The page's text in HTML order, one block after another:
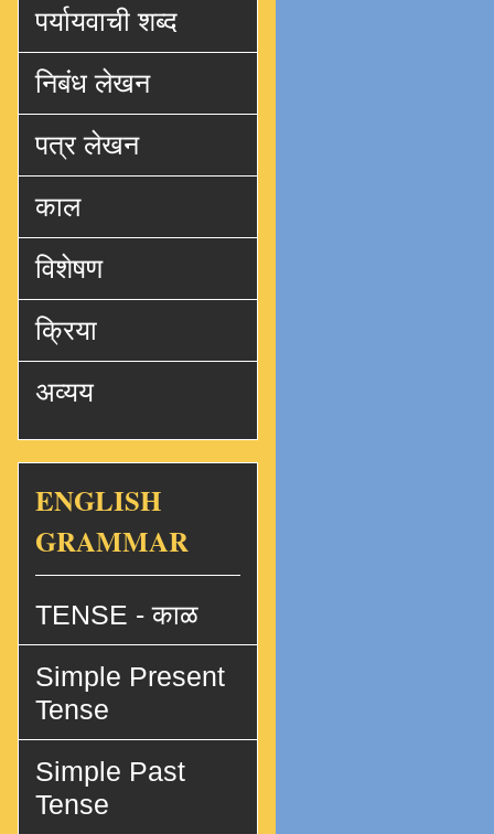
पर्यायवाची शब्द
निबंध लेखन
पत्र लेखन
काल
विशेषण
क्रिया
अव्यय
ENGLISH
GRAMMAR
TENSE - काळ
Simple Present
Tense
Simple Past
Tense